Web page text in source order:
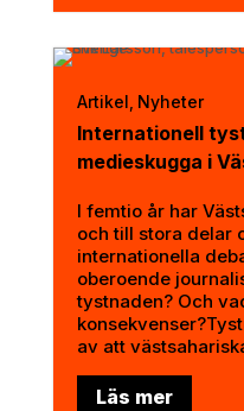
Artikel Nyheter
Internationell
medieskugga i
I femtio år har
och till stora delar
internationella
oberoende
tystnaden? Och
av att
Läs mer